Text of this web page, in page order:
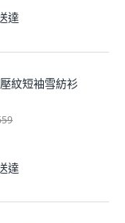
達
紋短袖雪紡衫
達